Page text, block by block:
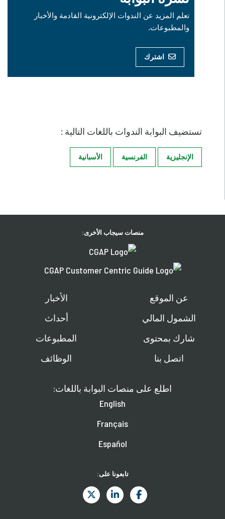
تعلم المزيد عن الندوات الإلكترونية القادمة والأخبار
والمطبوعات.
اشترك
تستضيف البوابة الندوات باللغات التالية :
الإنجليزية الفرنسية الأسبانية
منصات سيجاب الأخرى:
عن الموقع
الشمول المالي
شارك بمحتوى
اتصل بنا
الأخبار
أحداث
المطبوعات
الوظائف
اطلع على منصات البوابة باللغات:
English
Français
Español
تابعونا على: